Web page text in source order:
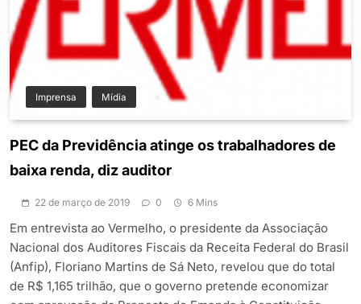
Imprensa Mídia
PEC da Previdência atinge os trabalhadores de
baixa renda, diz auditor
22 de março de 2019 0 6 Mins
Em entrevista ao Vermelho, o presidente da Associação
Nacional dos Auditores Fiscais da Receita Federal do Brasil
(Anfip), Floriano Martins de Sá Neto, revelou que do total
de R$ 1,165 trilhão, que o governo pretende economizar